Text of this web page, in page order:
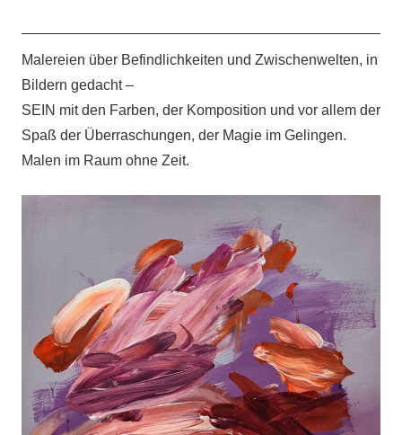
Malereien über Befindlichkeiten und Zwischenwelten, in
Bildern gedacht –
SEIN mit den Farben, der Komposition und vor allem der
Spaß der Überraschungen, der Magie im Gelingen.
Malen im Raum ohne Zeit.